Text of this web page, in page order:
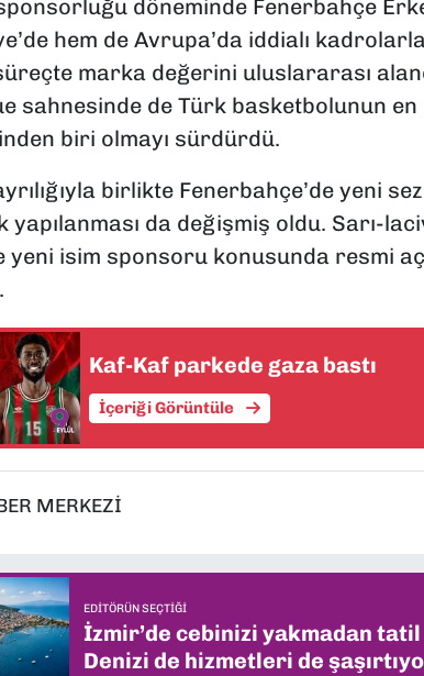
döneminde Fenerbahçe
hem de Avrupa’da iddialı
marka değerini uluslararası
sahnesinde de Türk basketbolunun en
biri olmayı sürdürdü.
birlikte Fenerbahçe’de yeni
yapılanması da değişmiş oldu. Sarı-
yeni isim sponsoru konusunda resmi
Kaf-Kaf parkede gaza bastı
İçeriği Görüntüle
MERKEZİ
EDITÖRÜN SEÇTIĞI
İzmir’de cebinizi yakmadan
Denizi de hizmetleri de